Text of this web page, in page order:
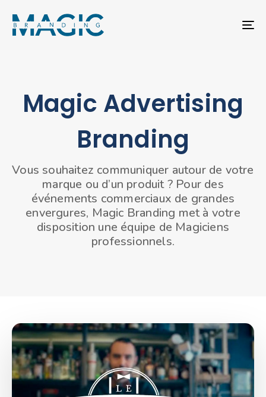
Magic Advertising
Branding
Vous souhaitez communiquer autour de votre
marque ou d’un produit ? Pour des
événements commerciaux de grandes
envergures, Magic Branding met à votre
disposition une équipe de Magiciens
professionnels.